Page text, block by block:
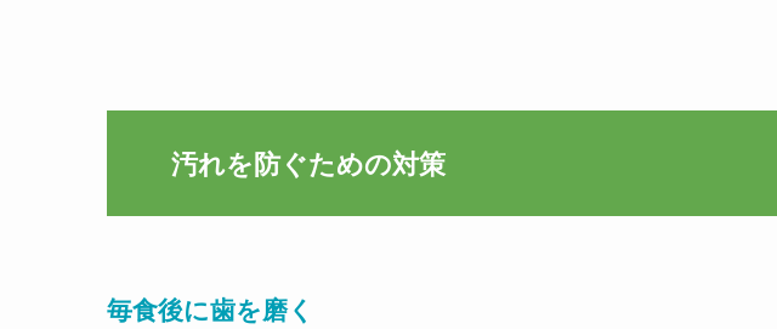
汚れを防ぐための対策
毎食後に歯を磨く